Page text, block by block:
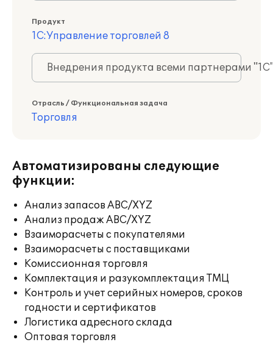
Продукт
1С:Управление торговлей 8
Внедрения продукта всеми партнерами
Отрасль / Функциональная задача
Торговля
Автоматизированы следующие
функции:
Анализ запасов ABC/XYZ
Анализ продаж ABC/XYZ
Взаиморасчеты с покупателями
Взаиморасчеты с поставщиками
Комиссионная торговля
Комплектация и разукомплектация ТМЦ
Контроль и учет серийных номеров, сроков
годности и сертификатов
Логистика адресного склада
Оптовая торговля